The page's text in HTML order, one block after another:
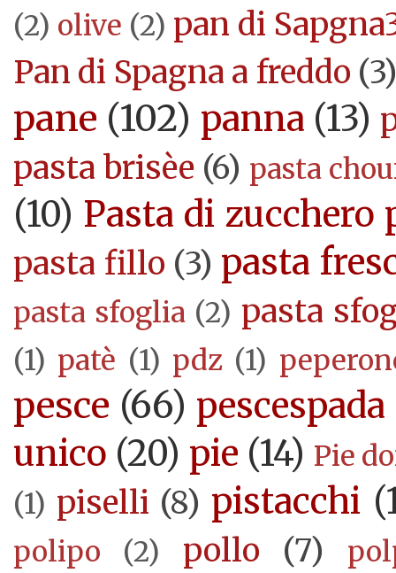
(2) olive (2) pan di
Pan di Spagna a freddo (3)
pane (102) panna (13)
pasta brisèe (6) pasta
(10) Pasta di zucchero
pasta fillo (3) pasta
pasta sfoglia (2) pasta
(1) patè (1) pdz (1)
pesce (66) pescespada
unico (20) pie (14) Pie
(1) piselli (8) pistacchi
polipo (2) pollo (7)